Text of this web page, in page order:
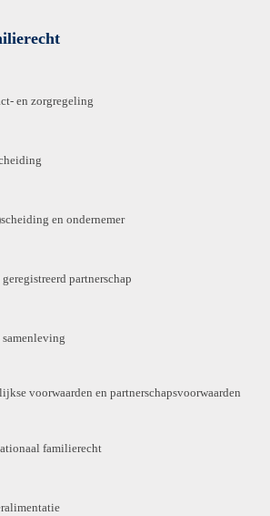
en zorgregeling
en ondernemer
partnerschap
voorwaarden en partnerschapsvoorwaarden
familierecht